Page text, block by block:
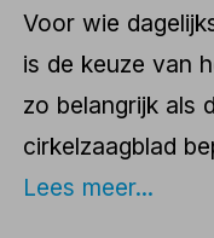
Voor wie
is de keuze van
zo belangrijk als
cirkelzaagblad
Lees meer...